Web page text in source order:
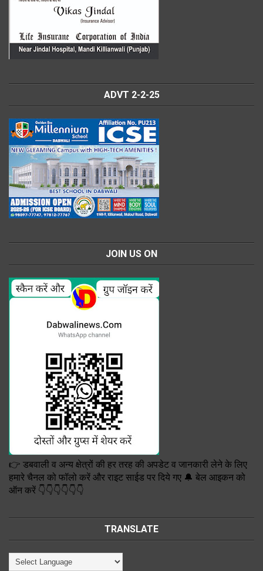
ADVT 2-2-25
JOIN US ON
👉 डबवाली व अन्य क्षेत्रों की हर तरह की अपडेट व जानकारी लेने के लिए
हमारे चैनल को फॉलो करें और राइट साईड पर दिये गए 🔔 बेल आइकन को
ऑन करें 👇👇👇👇👇👇
TRANSLATE